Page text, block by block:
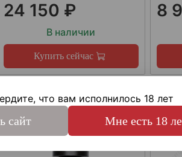
24 150 ₽
В наличии
Купить сейчас
8
что вам исполнилось 18 лет
сайт Мне есть 18